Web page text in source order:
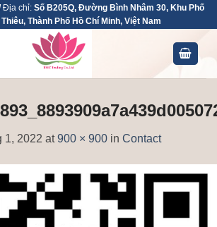
Địa chỉ: Số B205Q, Đường Bình Nhâm 30, Khu Phố
Thành Phố Hồ Chí Minh, Việt Nam
1, 2022 at900 × 900 in Contact